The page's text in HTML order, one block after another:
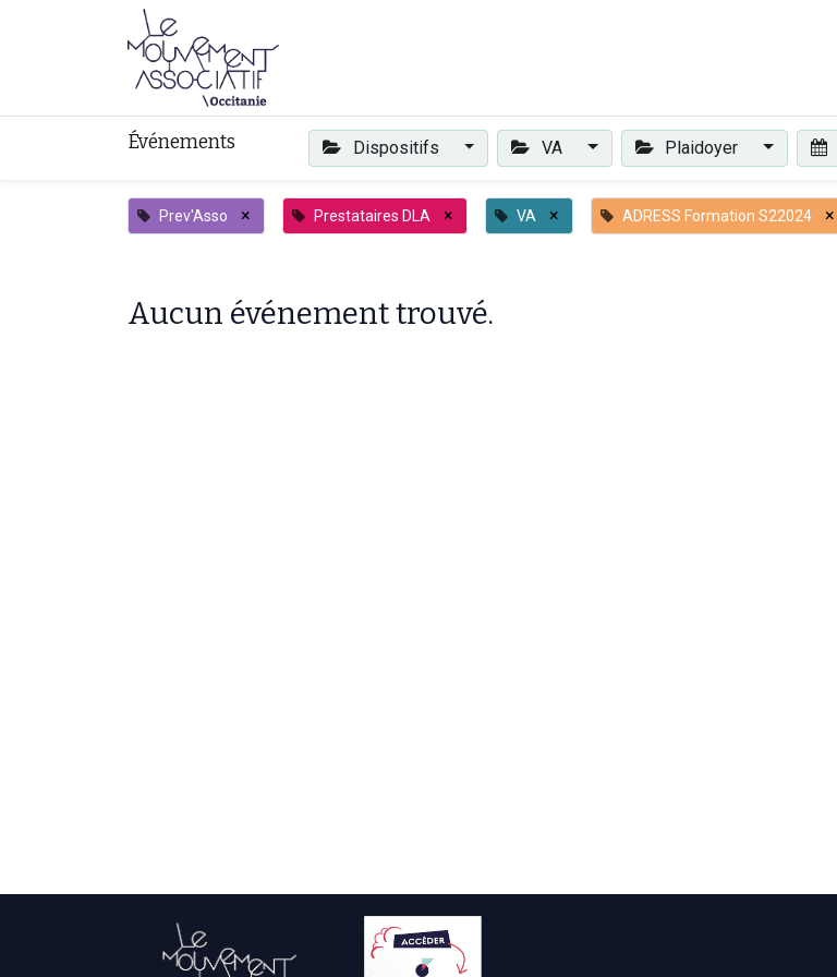
Événements Dispositifs VA Plaidoyer
Prev'Asso × Prestataires DLA × VA × ADRESS Formation S22024 ×
Aucun événement trouvé.